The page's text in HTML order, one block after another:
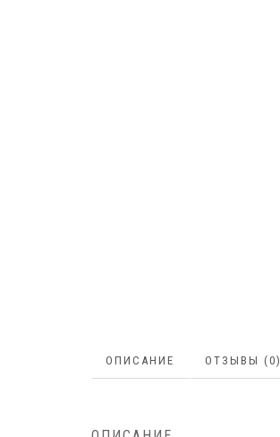
ОПИСАНИЕ ОТЗЫВЫ (0)